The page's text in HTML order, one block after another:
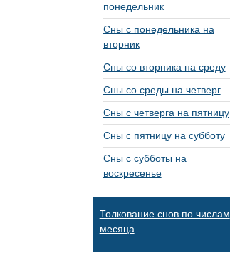
понедельник
Сны с понедельника на
вторник
Сны со вторника на среду
Сны со среды на четверг
Сны с четверга на пятницу
Сны с пятницу на субботу
Сны с субботы на
воскресенье
Толкование снов по числам
месяца